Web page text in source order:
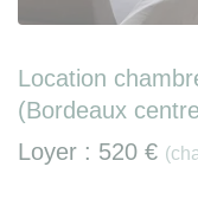
Location
(Bordeaux
Loyer : 520 €